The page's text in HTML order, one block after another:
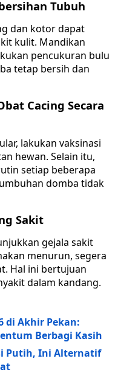
Tubuh
dan kotor dapat
kulit. Mandikan
pencukuran bulu
tetap bersih dan
Cacing Secara
lakukan vaksinasi
hewan. Selain itu,
setiap beberapa
domba tidak
Sakit
gejala sakit
menurun, segera
Hal ini bertujuan
dalam kandang.
di Akhir Pekan:
Berbagi Kasih
Putih, Ini Alternatif